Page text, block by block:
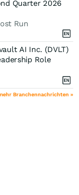
Quarter 2026
Run
AI Inc. (DVLT)
Role
Branchennachrichten »